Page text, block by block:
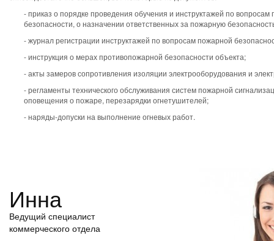
- приказ о порядке проведения обучения и инструктажей по вопросам
безопасности, о назначении ответственных за пожарную
- журнал регистрации инструктажей по вопросам пожарной
- инструкция о мерах противопожарной безопасности объекта;
- акты замеров сопротивления изоляции электрооборудования и
- регламенты технического обслуживания систем пожарной
оповещения о пожаре, перезарядки огнетушителей;
- наряды-допуски на выполнение огневых работ.
Инна
Ведущий специалист
коммерческого отдела